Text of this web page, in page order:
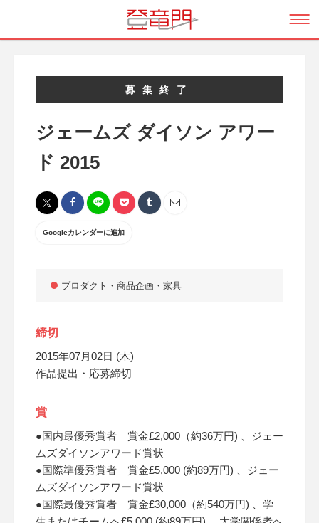
募集終了
ジェームズ ダイソン アワー
ド 2015
Googleカレンダーに追加
プロダクト・商品企画・家具
締切
2015年07月02日 (木)
作品提出・応募締切
賞
●国内最優秀賞者 賞金£2,000（約36万円) 、ジェー
ムズダイソンアワード賞状
●国際準優秀賞者 賞金£5,000 (約89万円) 、ジェー
ムズダイソンアワード賞状
●国際最優秀賞者 賞金£30,000（約540万円) 、学